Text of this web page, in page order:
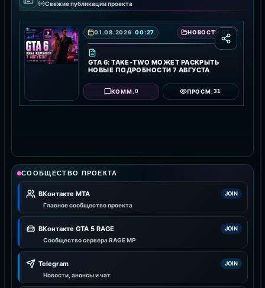
Свежие публикации проекта
01.08.2026 00:27
GTA 6: TAKE-TWO МОЖЕТ РАСКРЫТЬ
НОВЫЕ ПОДРОБНОСТИ 7 АВГУСТА
КОММ.0 ПРОСМ.31
СООБЩЕСТВО ПРОЕКТА
ВКонтакте MTA JOIN
Главное сообщество проекта
ВКонтакте GTA 5 RAGE JOIN
Сообщество сервера RAGE MP
Telegram JOIN
Новости, анонсы и чат